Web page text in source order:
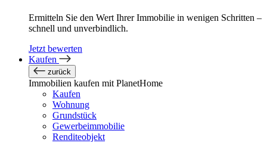
Ermitteln Sie den Wert Ihrer Immobilie in wenigen Schritten –
schnell und unverbindlich.
Jetzt bewerten
Kaufen
zurück
Immobilien kaufen mit PlanetHome
Kaufen
Wohnung
Grundstück
Gewerbeimmobilie
Renditeobjekt